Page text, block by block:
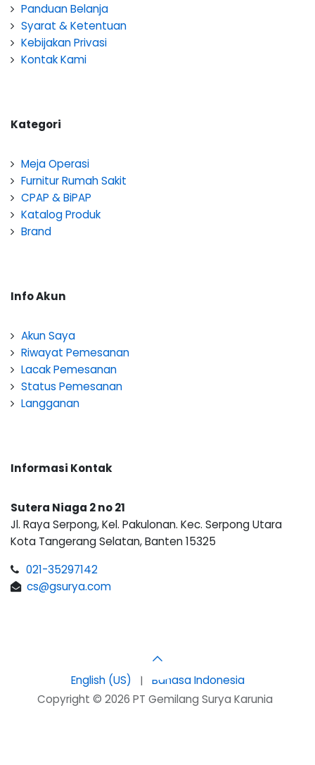
Panduan Belanja
Syarat & Ketentuan
Kebijakan Privasi
Kontak Kami
Kategori
Meja Operasi
Furnitur Rumah Sakit
CPAP & BiPAP
Katalog Produk
Brand
Info Akun
Akun Saya
Riwayat Pemesanan
Lacak Pemesanan
Status Pemesanan
Langganan
Informasi Kontak
Sutera Niaga 2 no 21
Jl. Raya Serpong, Kel. Pakulonan. Kec. Serpong Utara
Kota Tangerang Selatan, Banten 15325
021-35297142
cs@gsurya.com
Copyright © 2026 PT Gemilang Surya Karunia
English (US) | Bahasa Indonesia